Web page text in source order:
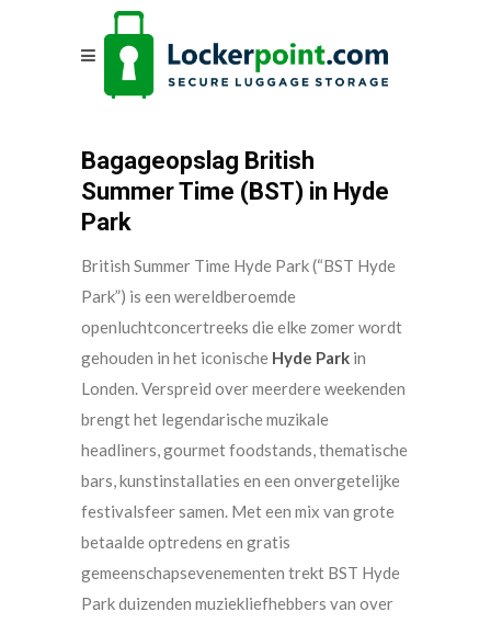
Bagageopslag British
Summer Time (BST) in Hyde
Park
British Summer Time Hyde Park (“BST Hyde
Park”) is een wereldberoemde
openluchtconcertreeks die elke zomer wordt
gehouden in het iconische Hyde Park in
Londen. Verspreid over meerdere weekenden
brengt het legendarische muzikale
headliners, gourmet foodstands, thematische
bars, kunstinstallaties en een onvergetelijke
festivalsfeer samen. Met een mix van grote
betaalde optredens en gratis
gemeenschapsevenementen trekt BST Hyde
Park duizenden muziekliefhebbers van over